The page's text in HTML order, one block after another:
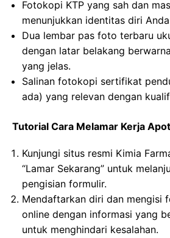
Fotokopi KTP yang sah dan
menunjukkan identitas diri
Dua lembar pas foto terbaru
dengan latar belakang
yang jelas.
Salinan fotokopi sertifikat
ada) yang relevan dengan
Tutorial Cara Melamar Kerja
Kunjungi situs resmi Kimia
“Lamar Sekarang” untuk
pengisian formulir.
Mendaftarkan diri dan mengisi
online dengan informasi yang
untuk menghindari kesalahan.